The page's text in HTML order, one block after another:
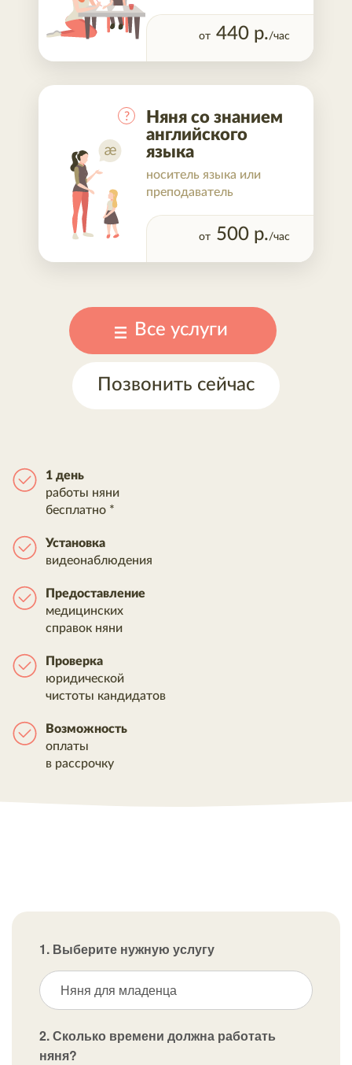
от 440 р./час
Няня со знанием
английского
языка
носитель языка или
преподаватель
?
от 500 р./час
Все услуги
Позвонить сейчас
1 день
работы няни
бесплатно *
Установка
видеонаблюдения
Предоставление
медицинских
справок няни
Проверка
юридической
чистоты кандидатов
Возможность
оплаты
в рассрочку
1. Выберите нужную услугу
Няня для младенца
2. Сколько времени должна работать
няня?